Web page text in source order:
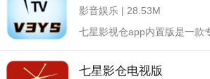
影音娱乐 | 28.53M
七星影仓电视版